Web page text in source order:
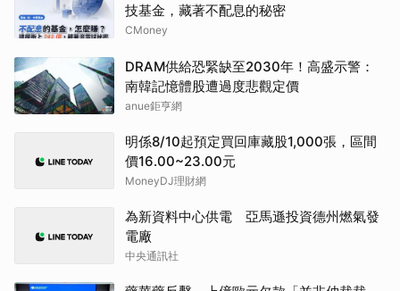
技基金，藏著不配息的秘密
CMoney
DRAM供給恐緊缺至2030年！高盛示警：
南韓記憶體股遭過度悲觀定價
anue鉅亨網
明係8/10起預定買回庫藏股1,000張，區間
價16.00~23.00元
MoneyDJ理財網
為新資料中心供電 亞馬遜投資德州燃氣發
電廠
中央通訊社